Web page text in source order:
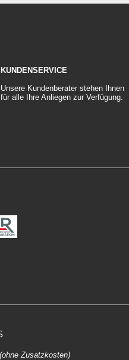
KUNDENSERVICE
Unsere Kundenberater stehen Ihnen
für alle Ihre Anliegen zur Verfügung.
(ohne Zusatzkosten)